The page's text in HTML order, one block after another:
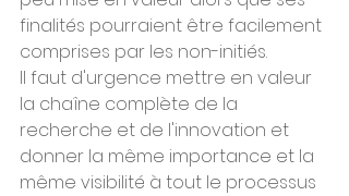
finalités pourraient être facilement
comprises par les non-initiés.
Il faut d'urgence mettre en valeur
la chaîne complète de la
recherche et de l'innovation et
donner la même importance et la
même visibilité à tout le processus